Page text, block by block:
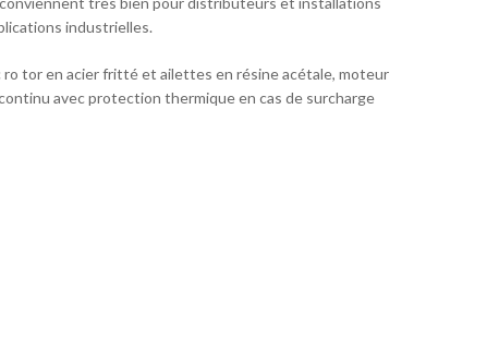
industrielles.
tor en acier fritté et ailettes en résine acétale, moteur
avec protection thermique en cas de surcharge